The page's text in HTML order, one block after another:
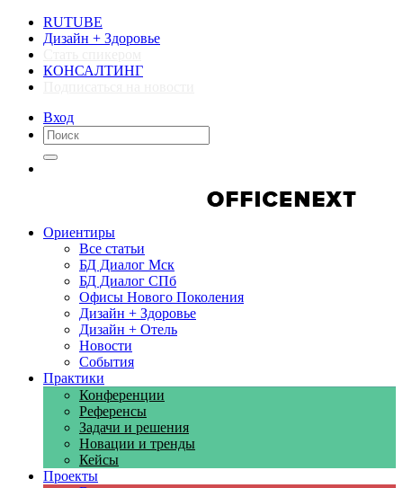
RUTUBE
Дизайн + Здоровье
КОНСАЛТИНГ
Вход
Ориентиры
Все статьи
БД Диалог Мск
БД Диалог СПб
Офисы Нового Поколения
Дизайн + Здоровье
Дизайн + Отель
Новости
События
Практики
Конференции
Референсы
Задачи и решения
Новации и тренды
Кейсы
Проекты